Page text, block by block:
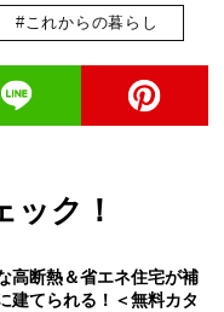
#これからの暮らし
ック！
高断熱＆省エネ住宅が補
建てられる！＜無料カタ